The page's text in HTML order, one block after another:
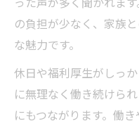
の負担が少なく、家族
な魅力です。
休日や福利厚生がしっ
に無理なく働き続けら
にもつながります。働